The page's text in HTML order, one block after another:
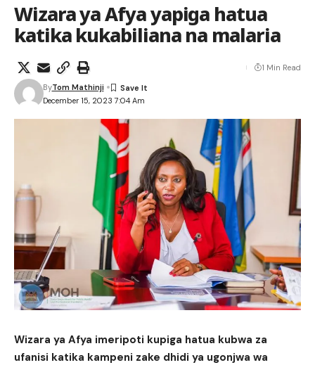
Wizara ya Afya yapiga hatua
katika kukabiliana na malaria
December 15, 2023 7:04 Am
ByTom Mathinji
1 Min Read
Wizara ya Afya imeripoti kupiga hatua kubwa za
ufanisi katika kampeni zake dhidi ya ugonjwa wa